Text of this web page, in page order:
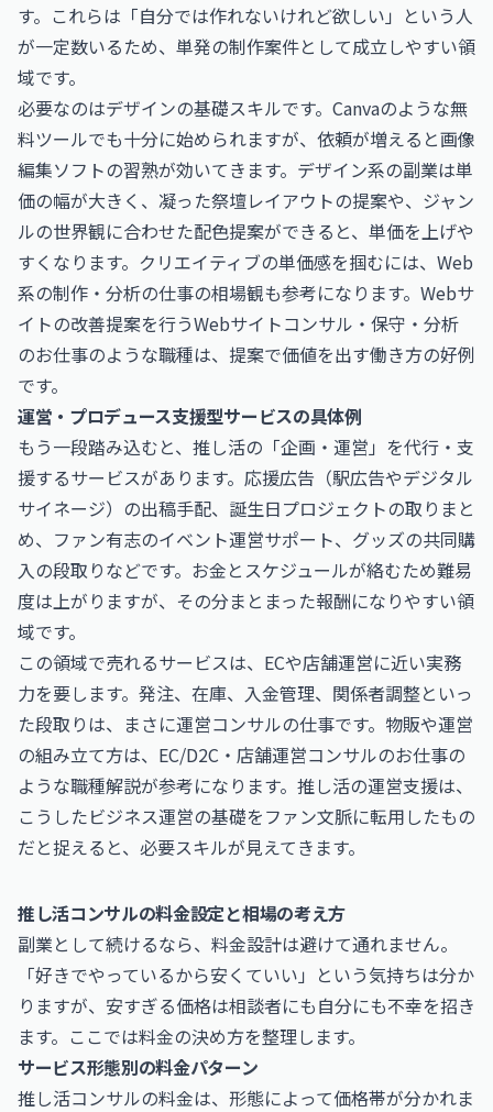
す。これらは「自分では作れないけれど欲しい」という人
が一定数いるため、単発の制作案件として成立しやすい領
域です。
必要なのはデザインの基礎スキルです。Canvaのような無
料ツールでも十分に始められますが、依頼が増えると画像
編集ソフトの習熟が効いてきます。デザイン系の副業は単
価の幅が大きく、凝った祭壇レイアウトの提案や、ジャン
ルの世界観に合わせた配色提案ができると、単価を上げや
すくなります。クリエイティブの単価感を掴むには、Web
系の制作・分析の仕事の相場観も参考になります。Webサ
イトの改善提案を行うWebサイトコンサル・保守・分析
のお仕事のような職種は、提案で価値を出す働き方の好例
です。
運営・プロデュース支援型サービスの具体例
もう一段踏み込むと、推し活の「企画・運営」を代行・支
援するサービスがあります。応援広告（駅広告やデジタル
サイネージ）の出稿手配、誕生日プロジェクトの取りまと
め、ファン有志のイベント運営サポート、グッズの共同購
入の段取りなどです。お金とスケジュールが絡むため難易
度は上がりますが、その分まとまった報酬になりやすい領
域です。
この領域で売れるサービスは、ECや店舗運営に近い実務
力を要します。発注、在庫、入金管理、関係者調整といっ
た段取りは、まさに運営コンサルの仕事です。物販や運営
の組み立て方は、 EC/D2C・店舗運営コンサルのお仕事の
ような職種解説が参考になります。推し活の運営支援は、
こうしたビジネス運営の基礎をファン文脈に転用したもの
だと捉えると、必要スキルが見えてきます。
推し活コンサルの料金設定と相場の考え方
副業として続けるなら、料金設計は避けて通れません。
「好きでやっているから安くていい」という気持ちは分か
りますが、安すぎる価格は相談者にも自分にも不幸を招き
ます。ここでは料金の決め方を整理します。
サービス形態別の料金パターン
推し活コンサルの料金は、形態によって価格帯が分かれま